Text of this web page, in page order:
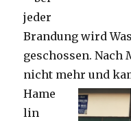
jeder
Brandung wird
geschossen. Nach
nicht mehr und
Hame
lin